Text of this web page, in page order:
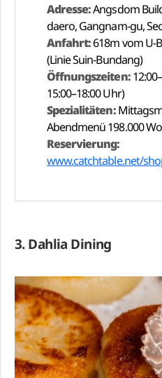
Adresse:Angsdom
daero, Gangnam-gu,
Anfahrt:618m vom U-
(Linie Suin-Bundang)
Öffnungszeiten:
15:00–18:00 Uhr)
Spezialitäten:
Abendmenü 198.000
Reservierung:
www.catchtable.net/
3. Dahlia Dining